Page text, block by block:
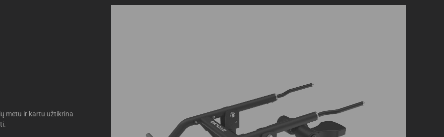
metu ir kartu užtikrina